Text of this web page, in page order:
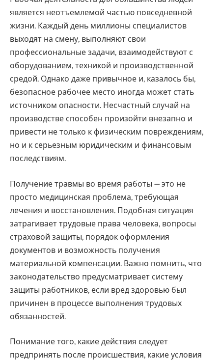
является неотъемлемой частью повседневной
жизни. Каждый день миллионы специалистов
выходят на смену, выполняют свои
профессиональные задачи, взаимодействуют с
оборудованием, техникой и производственной
средой. Однако даже привычное и, казалось бы,
безопасное рабочее место иногда может стать
источником опасности. Несчастный случай на
производстве способен произойти внезапно и
привести не только к физическим повреждениям,
но и к серьезным юридическим и финансовым
последствиям.
Получение травмы во время работы — это не
просто медицинская проблема, требующая
лечения и восстановления. Подобная ситуация
затрагивает трудовые права человека, вопросы
страховой защиты, порядок оформления
документов и возможность получения
материальной компенсации. Важно помнить, что
законодательство предусматривает систему
защиты работников, если вред здоровью был
причинен в процессе выполнения трудовых
обязанностей.
Понимание того, какие действия следует
предпринять после происшествия, какие условия